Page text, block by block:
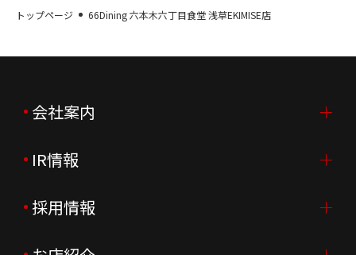
トップページ 66Dining 六本木六丁目食堂 浅草EKIMISE店
会社案内
会社案内TOP
ご挨拶
会社概要
IR情報
IR情報TOP
ニュースリリース
採用情報